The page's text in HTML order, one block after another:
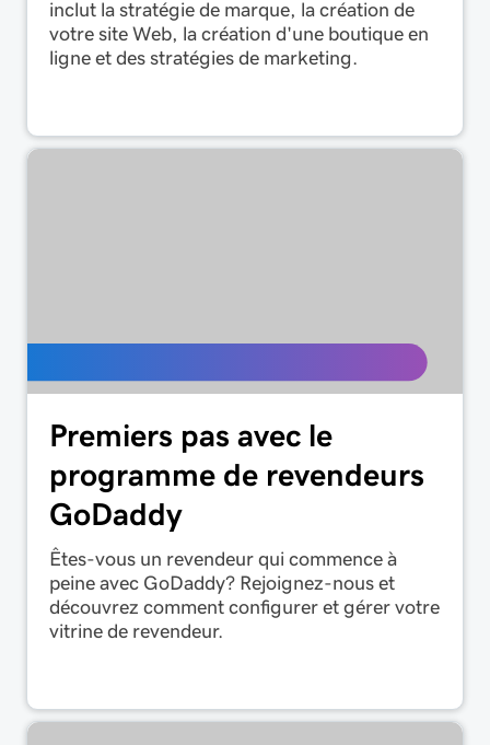
inclut la stratégie de marque, la création de
votre site Web, la création d'une boutique en
ligne et des stratégies de marketing.
Premiers pas avec le
programme de revendeurs
GoDaddy
Êtes-vous un revendeur qui commence à
peine avec GoDaddy? Rejoignez-nous et
découvrez comment configurer et gérer votre
vitrine de revendeur.